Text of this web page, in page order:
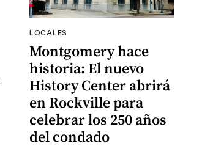
LOCALES
Montgomery hace
historia: El nuevo
History Center abrirá
en Rockville para
celebrar los 250 años
del condado